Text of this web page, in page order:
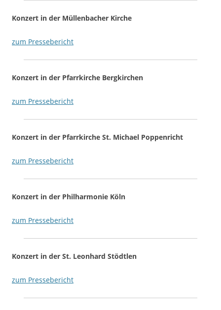
Konzert in der Müllenbacher Kirche
zum Pressebericht
Konzert in der Pfarrkirche Bergkirchen
zum Pressebericht
Konzert in der Pfarrkirche St. Michael Poppenricht
zum Pressebericht
Konzert in der Philharmonie Köln
zum Pressebericht
Konzert in der St. Leonhard Stödtlen
zum Pressebericht